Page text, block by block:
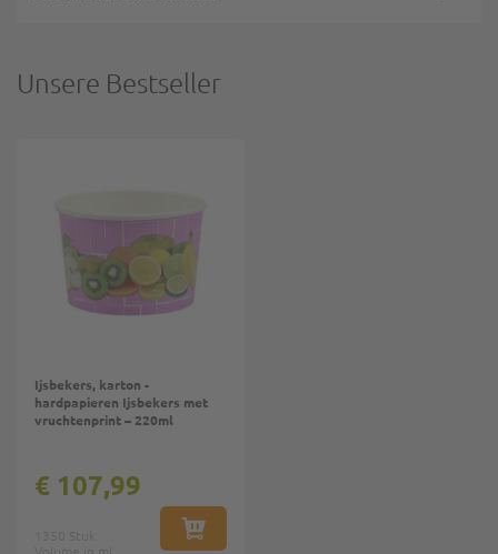
Unsere Bestseller
Ijsbekers, karton -
hardpapieren Ijsbekers met
vruchtenprint – 220ml
IN WINKELWAGEN
€ 107,99